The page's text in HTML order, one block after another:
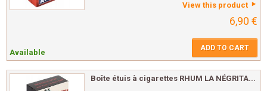
View this product
6,90 €
Available ADD TO CART
Boîte étuis à cigarettes RHUM LA NÉGRITA...